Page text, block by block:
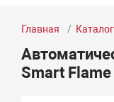
Главная
Smart